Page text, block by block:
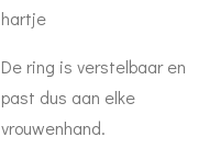
hartje
De ring is verstelbaar en
past dus aan elke
vrouwenhand.